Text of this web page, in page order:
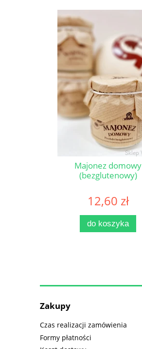
Majonez domowy
(bezglutenowy)
12,60 zł
do koszyka
Zakupy
Czas realizacji zamówienia
Formy płatności